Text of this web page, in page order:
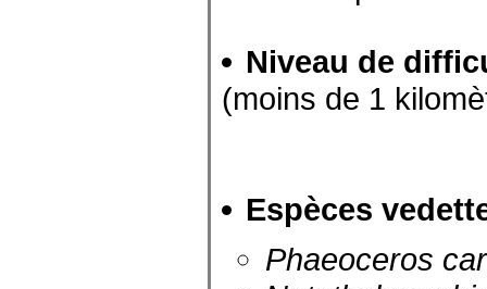
Niveau de
(moins de 1
Espèces
Phaeoceros